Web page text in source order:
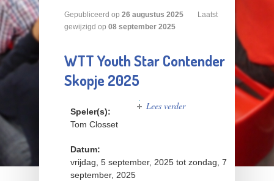
Gepubliceerd op 26 augustus 2025
Laatst
gewijzigd op 08 september 2025
WTT Youth Star Contender
Skopje 2025
Speler(s):
Tom Closset
Datum:
vrijdag, 5 september, 2025 tot zondag, 7
september, 2025
Lees verderover WTT